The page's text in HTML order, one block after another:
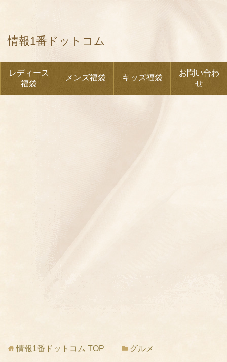
情報1番ドットコム
レディース
福袋
メンズ福袋 キッズ福袋
お問い合わ
せ
情報1番ドットコム TOP グルメ